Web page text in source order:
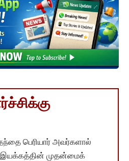
பெரியார் அவர்களால்
இயக்கத்தின் முதன்மைக்